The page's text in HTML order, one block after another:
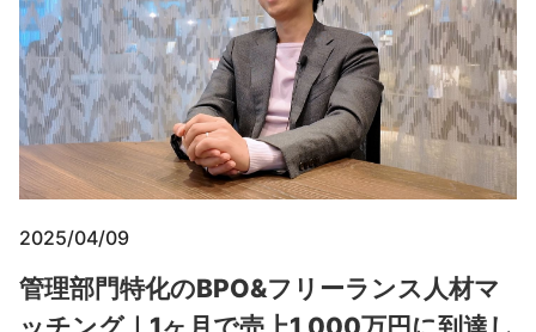
2025/04/09
管理部門特化のBPO&フリーランス人材マ